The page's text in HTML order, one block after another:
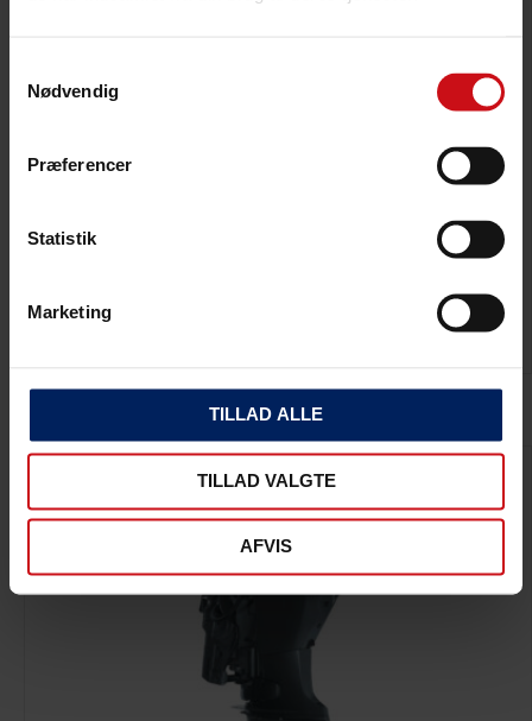
Nødvendig
Præferencer
Statistik
Marketing
TILLAD ALLE
TILLAD VALGTE
AFVIS